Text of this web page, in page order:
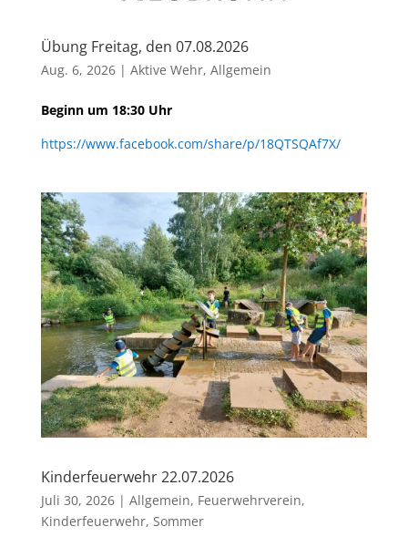
Übung Freitag, den 07.08.2026
Aug. 6, 2026| Aktive Wehr, Allgemein
Beginn um 18:30 Uhr
https://www.facebook.com/share/p/18QTSQAf7X/
Kinderfeuerwehr 22.07.2026
Juli 30, 2026| Allgemein, Feuerwehrverein,
Kinderfeuerwehr, Sommer